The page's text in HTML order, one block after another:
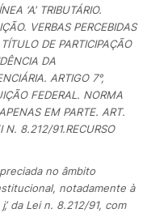
‘A’. TRIBUTÁRIO.
VERBAS PERCEBIDAS
DE PARTICIPAÇÃO
DA
ARTIGO 7°,
FEDERAL. NORMA
EM PARTE. ART.
N. 8.212/91.RECURSO
no âmbito
notadamente à
da Lei n. 8.212/91, com